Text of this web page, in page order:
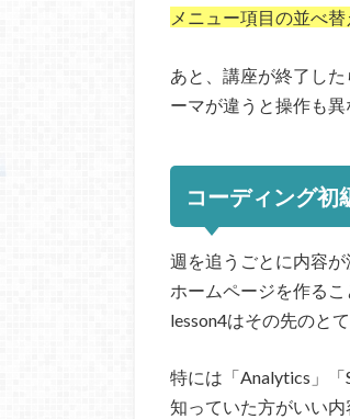
メニュー項目の並べ
あと、講座が終了し
ーマが違うと操作も
コーディング初
週を追うごとに内容が
ホームページを作る
lesson4はその先のと
特には「Analytics」
知っていた方がいい内